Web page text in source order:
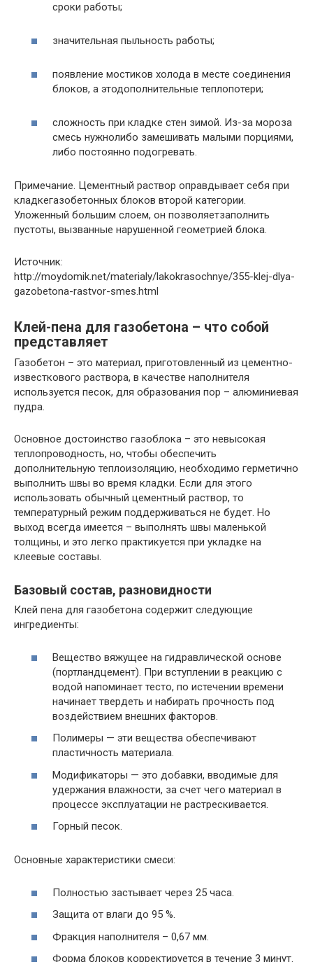
сроки работы;
значительная пыльность работы;
появление мостиков холода в месте соединения
блоков, а этодополнительные теплопотери;
сложность при кладке стен зимой. Из-за мороза
смесь нужнолибо замешивать малыми порциями,
либо постоянно подогревать.
Примечание. Цементный раствор оправдывает себя при
кладкегазобетонных блоков второй категории.
Уложенный большим слоем, он позволяетзаполнить
пустоты, вызванные нарушенной геометрией блока.
Источник:
http://moydomik.net/materialy/lakokrasochnye/355-klej-dlya-
gazobetona-rastvor-smes.html
Клей-пена для газобетона – что собой
представляет
Газобетон – это материал, приготовленный из цементно-
известкового раствора, в качестве наполнителя
используется песок, для образования пор – алюминиевая
пудра.
Основное достоинство газоблока – это невысокая
теплопроводность, но, чтобы обеспечить
дополнительную теплоизоляцию, необходимо герметично
выполнить швы во время кладки. Если для этого
использовать обычный цементный раствор, то
температурный режим поддерживаться не будет. Но
выход всегда имеется – выполнять швы маленькой
толщины, и это легко практикуется при укладке на
клеевые составы.
Базовый состав, разновидности
Клей пена для газобетона содержит следующие
ингредиенты:
Вещество вяжущее на гидравлической основе
(портландцемент). При вступлении в реакцию с
водой напоминает тесто, по истечении времени
начинает твердеть и набирать прочность под
воздействием внешних факторов.
Полимеры — эти вещества обеспечивают
пластичность материала.
Модификаторы — это добавки, вводимые для
удержания влажности, за счет чего материал в
процессе эксплуатации не растрескивается.
Горный песок.
Основные характеристики смеси:
Полностью застывает через 25 часа.
Защита от влаги до 95 %.
Фракция наполнителя – 0,67 мм.
Форма блоков корректируется в течение 3 минут.